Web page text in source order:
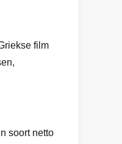
film
soort netto